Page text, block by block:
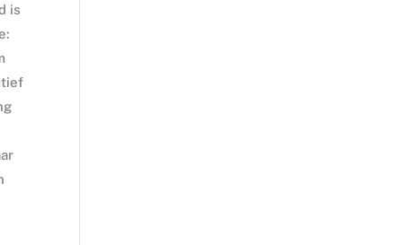
is